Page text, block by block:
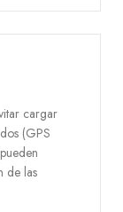
cargar
(GPS
de las